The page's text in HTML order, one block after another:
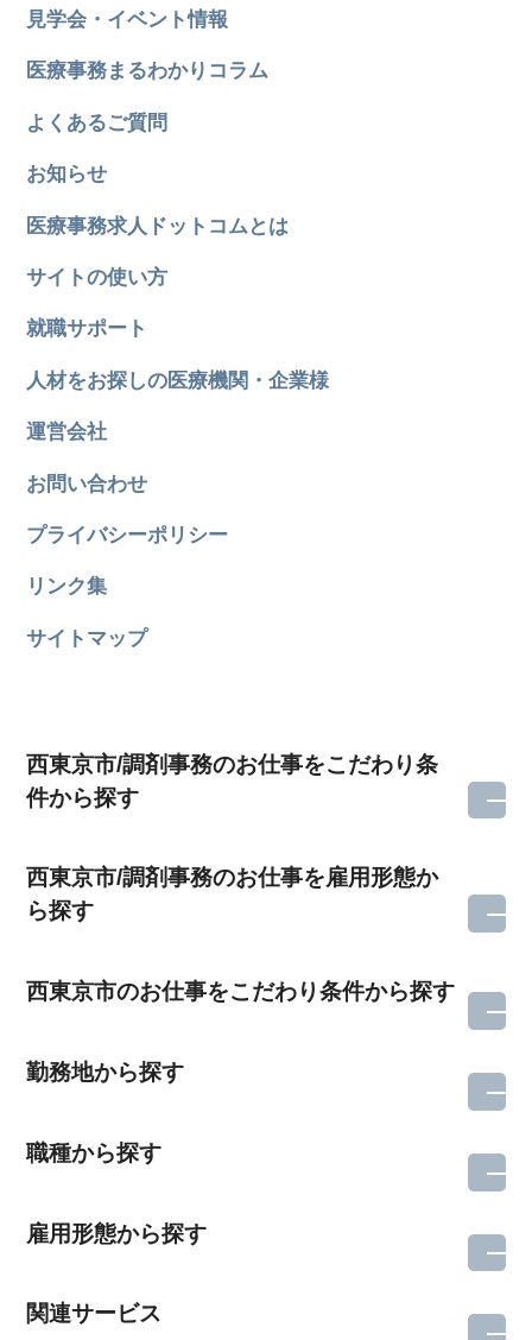
見学会・イベント情報
医療事務まるわかりコラム
よくあるご質問
お知らせ
医療事務求人ドットコムとは
サイトの使い方
就職サポート
人材をお探しの医療機関・企業様
運営会社
お問い合わせ
プライバシーポリシー
リンク集
サイトマップ
西東京市/調剤事務のお仕事をこだわり条
件から探す
西東京市/調剤事務のお仕事を雇用形態か
ら探す
西東京市のお仕事をこだわり条件から探す
勤務地から探す
職種から探す
雇用形態から探す
関連サービス